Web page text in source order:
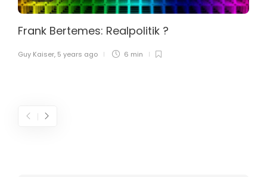
Frank Bertemes: Realpolitik ?
Guy Kaiser, 5 years ago 6 min